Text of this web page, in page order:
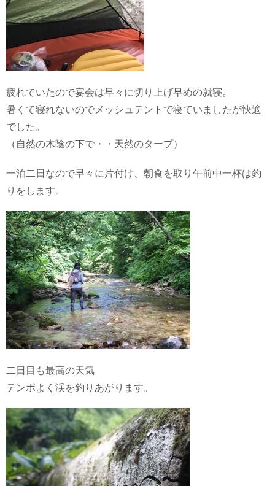
疲れていたので宴会は早々に切り上げ早めの就寝。
暑くて寝れないのでメッシュテントで寝ていましたが快適
でした。
（自然の木陰の下で・・天然のタープ）
一泊二日なので早々に片付け、朝食を取り午前中一杯は釣
りをします。
二日目も最高の天気
テンポよく渓を釣りあがります。